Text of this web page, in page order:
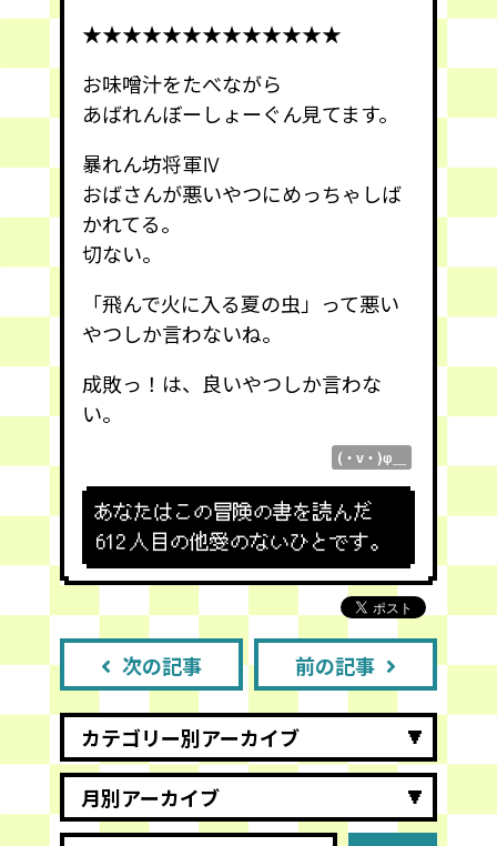
★★★★★★★★★★★★★
お味噌汁をたべながら
あばれんぼーしょーぐん見てます。
暴れん坊将軍Ⅳ
おばさんが悪いやつにめっちゃしば
かれてる。
切ない。
「飛んで火に入る夏の虫」って悪い
やつしか言わないね。
成敗っ！は、良いやつしか言わな
い。
(・v・)φ＿
あなたはこの冒険の書を読んだ
612 人目の他愛のないひとです。
次の記事 前の記事